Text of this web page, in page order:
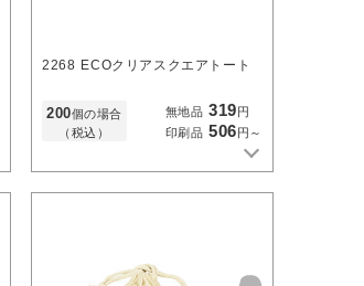
2268 ECOクリアスクエアトート
200個の場合
（税込）
無地品 319 円
印刷品 506 円～